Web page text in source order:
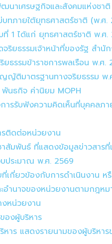
นาเศรษฐกิจและสังคมแห่งชา
บทภายใต้ยุทธศาสตร์ชาติ (พ.ศ
ที่ 1 ได้แก่ ยุทธศาสตร์ชาติ พ.ศ
ริยธรรมเจ้าหน้าที่ของรัฐ สำ
ยธรรมข้าราชการพลเรือน พ.ศ.
ญญัติมาตรฐานทางจริยธรรม พ.
นธกิจ ค่านิยม MOPH
ารรับฟังความคิดเห็นที่บุคคลภ
ติดต่อหน่วยงาน
าสัมพันธ์ ที่แสดงข้อมูลข่าวสาร
ประมาณ พ.ศ. 2569
เกี่ยวข้องกับการดำเนินงาน
อำนาจของหน่วยงานตามกฎ
งหน่วยงาน
องผู้บริหาร
หาร แสดงรายนามของผู้บริหา